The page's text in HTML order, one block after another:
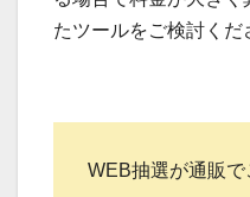
たツールをご検討くだ
WEB抽選が通販で